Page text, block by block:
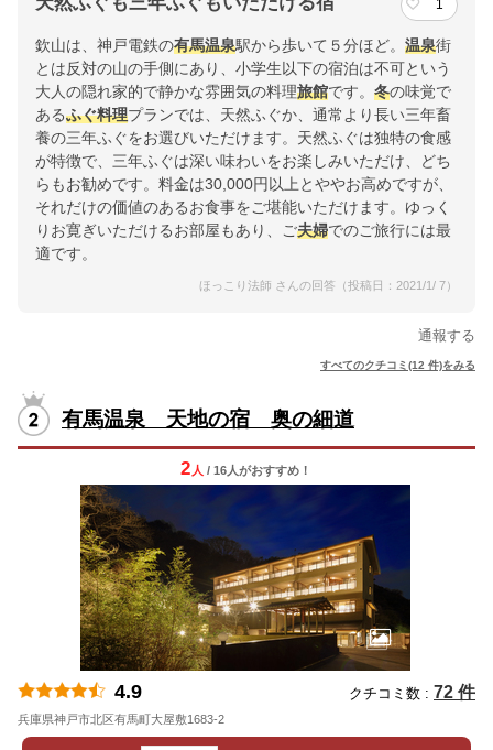
1
欽山は、神戸電鉄の有馬温泉駅から歩いて５分ほど。 温泉街
とは反対の山の手側にあり、小学生以下の宿泊は不可という
大人の隠れ家的で静かな雰囲気の料理旅館です。 冬の味覚で
あるふぐ料理プランでは、天然ふぐか、通常より長い三年畜
養の三年ふぐをお選びいただけます。天然ふぐは独特の食感
が特徴で、三年ふぐは深い味わいをお楽しみいただけ、どち
らもお勧めです。料金は30,000円以上とややお高めですが、
それだけの価値のあるお食事をご堪能いただけます。ゆっく
りお寛ぎいただけるお部屋もあり、ご夫婦でのご旅行には最
適です。
ほっこり法師 さんの回答（投稿日：2021/1/ 7）
通報する
すべてのクチコミ(12 件)をみる
有馬温泉 天地の宿 奥の細道
2 人 / 16人がおすすめ！
4.9 クチコミ数 : 72 件
兵庫県神戸市北区有馬町大屋敷1683-2